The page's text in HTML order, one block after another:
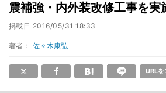
震補強・内外装改修工事を実
掲載日 2016/05/31 18:33
著者： 佐々木康弘
URL